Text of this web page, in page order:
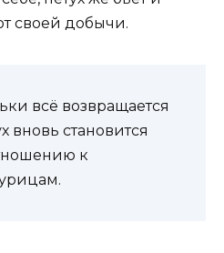
своей добычи.
всё возвращается
вновь становится
к